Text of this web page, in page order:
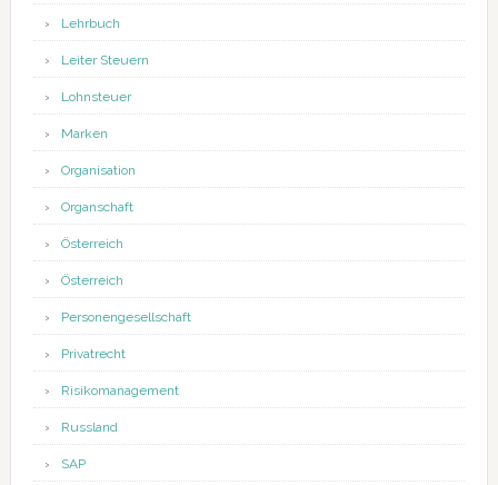
Lehrbuch
Leiter Steuern
Lohnsteuer
Marken
Organisation
Organschaft
Österreich
Österreich
Personengesellschaft
Privatrecht
Risikomanagement
Russland
SAP